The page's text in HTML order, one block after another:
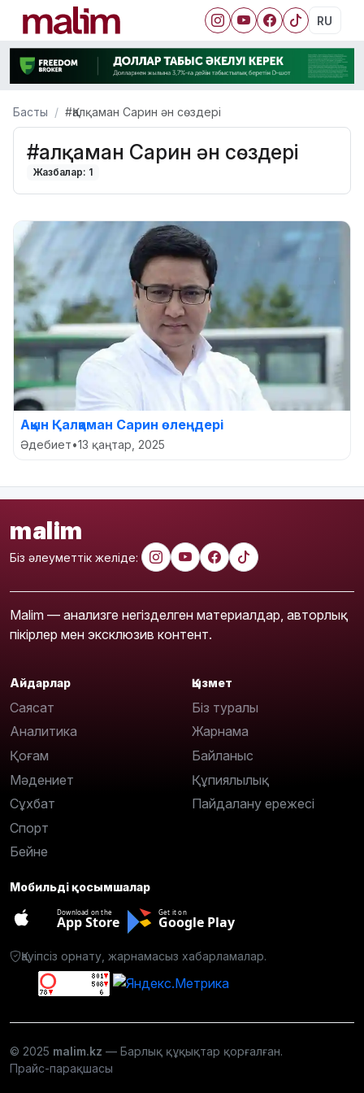
RU
Басты #Қалқаман Сарин ән сөздері
#Қалқаман Сарин ән сөздері
Жазбалар: 1
Ақын Қалқаман Сарин өлеңдері
Әдебиет•13 қаңтар, 2025
malim
Біз әлеуметтік желіде:
Malim — анализге негізделген материалдар, авторлық
пікірлер мен эксклюзив контент.
Айдарлар
Саясат
Аналитика
Қоғам
Мәдениет
Сұхбат
Спорт
Бейне
Қызмет
Біз туралы
Жарнама
Байланыс
Құпиялылық
Пайдалану ережесі
Мобильді қосымшалар
Download on the
App Store
Get it on
Google Play
Қауіпсіз орнату, жарнамасыз хабарламалар.
© 2025 malim.kz — Барлық құқықтар қорғалған.
Прайс-парақшасы